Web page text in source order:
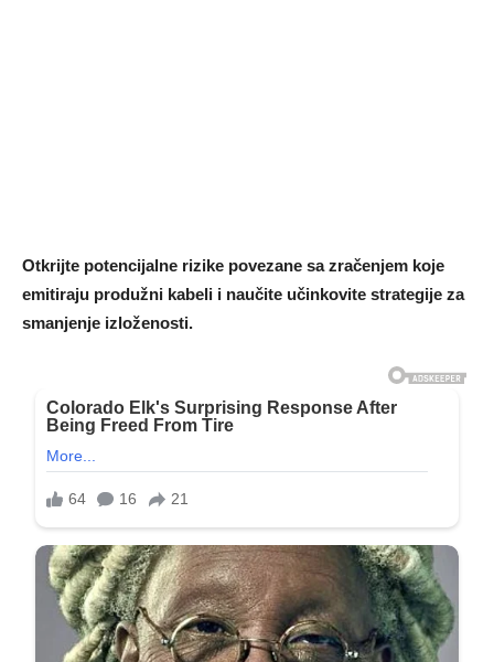
Otkrijte potencijalne rizike povezane sa zračenjem koje
emitiraju produžni kabeli i naučite učinkovite strategije za
smanjenje izloženosti.